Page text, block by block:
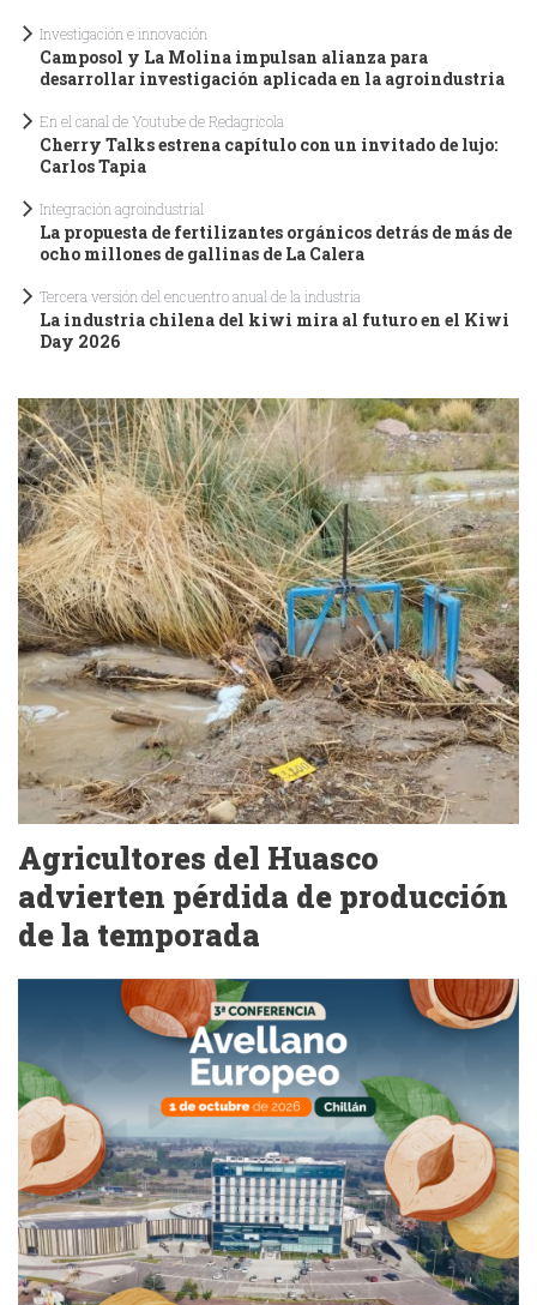
Investigación e innovación
Camposol y La Molina impulsan alianza para
desarrollar investigación aplicada en la agroindustria
En el canal de Youtube de Redagrícola
Cherry Talks estrena capítulo con un invitado de lujo:
Carlos Tapia
Integración agroindustrial
La propuesta de fertilizantes orgánicos detrás de más de
ocho millones de gallinas de La Calera
Tercera versión del encuentro anual de la industria
La industria chilena del kiwi mira al futuro en el Kiwi
Day 2026
Agricultores del Huasco
advierten pérdida de producción
de la temporada